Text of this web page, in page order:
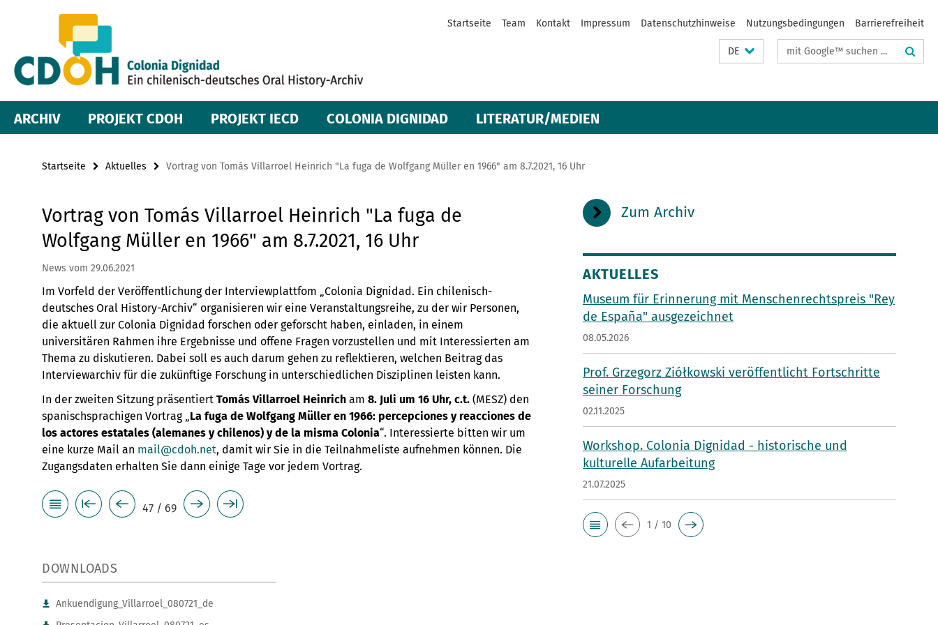
Inhalt
Navigation
Startseite Team Kontakt Impressum Datenschutzhinweise Nutzungsbedingungen Barrierefreiheit
DE Suchbegriffe
ARCHIV PROJEKT CDOH PROJEKT IECD COLONIA DIGNIDAD LITERATUR/MEDIEN
Startseite Aktuelles Vortrag von Tomás Villarroel Heinrich "La fuga de Wolfgang Müller en 1966" am 8.7.2021, 16 Uhr
Vortrag von Tomás Villarroel Heinrich "La fuga de
Wolfgang Müller en 1966" am 8.7.2021, 16 Uhr
News vom 29.06.2021
Im Vorfeld der Veröffentlichung der Interviewplattfom „Colonia Dignidad. Ein chilenisch-
deutsches Oral History-Archiv“ organisieren wir eine Veranstaltungsreihe, zu der wir Personen,
die aktuell zur Colonia Dignidad forschen oder geforscht haben, einladen, in einem
universitären Rahmen ihre Ergebnisse und offene Fragen vorzustellen und mit Interessierten am
Thema zu diskutieren. Dabei soll es auch darum gehen zu reflektieren, welchen Beitrag das
Interviewarchiv für die zukünftige Forschung in unterschiedlichen Disziplinen leisten kann.
In der zweiten Sitzung präsentiert Tomás Villarroel Heinrich am 8. Juli um 16 Uhr, c.t. (MESZ) den
spanischsprachigen Vortrag „La fuga de Wolfgang Müller en 1966: percepciones y reacciones de
los actores estatales (alemanes y chilenos) y de la misma Colonia“. Interessierte bitten wir um
eine kurze Mail an mail@cdoh.net, damit wir Sie in die Teilnahmeliste aufnehmen können. Die
Zugangsdaten erhalten Sie dann einige Tage vor jedem Vortrag.
47 / 69
DOWNLOADS
Ankuendigung_Villarroel_080721_de
Zum Archiv
AKTUELLES
Museum für Erinnerung mit Menschenrechtspreis "Rey
de España" ausgezeichnet
08.05.2026
Prof. Grzegorz Ziółkowski veröffentlicht Fortschritte
seiner Forschung
02.11.2025
Workshop. Colonia Dignidad - historische und
kulturelle Aufarbeitung
21.07.2025
1 / 10